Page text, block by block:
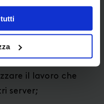
quindi puoi
si può
il lavoro che
server;